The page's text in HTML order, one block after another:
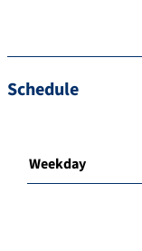
Schedule
Weekday